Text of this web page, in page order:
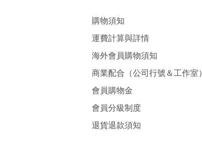
購物須知
運費計算與詳情
海外會員購物須知
商業配合（公司行號＆工作室）
會員購物金
會員分級制度
退貨退款須知